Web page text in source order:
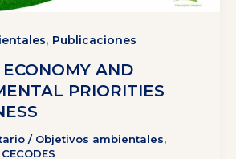
, Publicaciones
AND
PRIORITIES
/ Objetivos ambientales,
CECODES